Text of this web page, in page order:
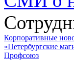
Корпоративные
«Петербургские
Профсоюз